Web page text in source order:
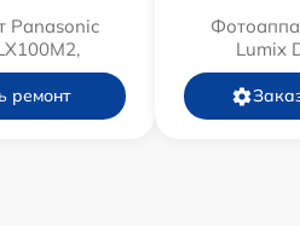
Panasonic
ремонт
Lumix